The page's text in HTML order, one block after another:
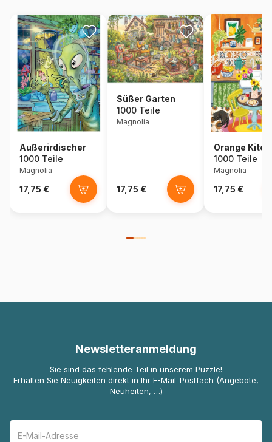
Außerirdischer
1000 Teile
Magnolia
17,75 €
Süßer Garten
1000 Teile
Magnolia
17,75 €
Orange
1000 Teile
Magnolia
17,75 €
Newsletteranmeldung
Sie sind das fehlende Teil in unserem Puzzle!
Erhalten Sie Neuigkeiten direkt in Ihr E-Mail-Postfach (Angebote,
Neuheiten, …)